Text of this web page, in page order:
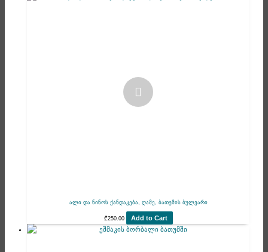
ალი და ნინოს ქანდაკება, ღამე, ბათუმის ბულვარი
₾250.00 Add to Cart